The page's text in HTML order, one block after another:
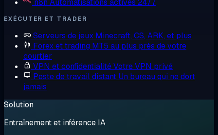
n8n Automatisations actives 24/7
EXÉCUTER ET TRADER
Serveurs de jeux Minecraft, CS, ARK, et plus
Forex et trading MT5 au plus près de votre
courtier
VPN et confidentialitéVotre VPN privé
Poste de travail distant Un bureau qui ne dort
jamais
Solution
Entraînement et inférence IA